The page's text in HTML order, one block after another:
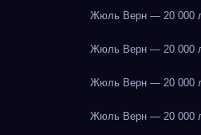
Жюль Верн — 20 000
Жюль Верн — 20 000
Жюль Верн — 20 000
Жюль Верн — 20 000